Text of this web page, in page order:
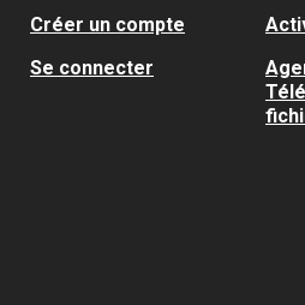
Créer un compte
Se connecter